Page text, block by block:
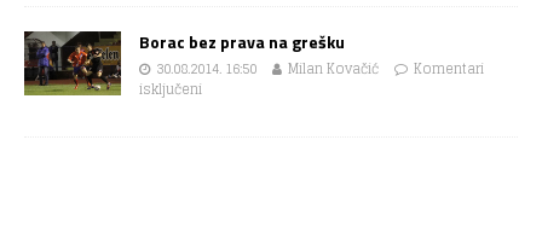
Borac bez prava na grešku
30.08.2014. 16:50 Milan Kovačić
Komentari
isključeni